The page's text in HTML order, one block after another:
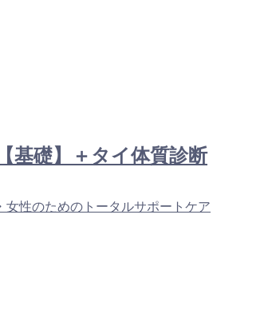
基礎】＋タイ体質診断
女性のためのトータルサポートケア